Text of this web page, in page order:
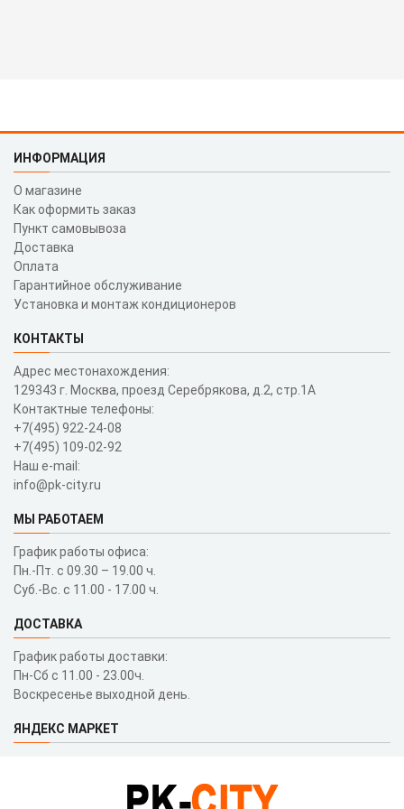
ИНФОРМАЦИЯ
О магазине
Как оформить заказ
Пункт самовывоза
Доставка
Оплата
Гарантийное обслуживание
Установка и монтаж кондиционеров
КОНТАКТЫ
Адрес местонахождения:
129343 г. Москва, проезд Серебрякова, д.2, стр.1A
Контактные телефоны:
+7(495) 922-24-08
+7(495) 109-02-92
Наш e-mail:
info@pk-city.ru
МЫ РАБОТАЕМ
График работы офиса:
Пн.-Пт. с 09.30 – 19.00 ч.
Суб.-Вс. с 11.00 - 17.00 ч.
ДОСТАВКА
График работы доставки:
Пн-Сб с 11.00 - 23.00ч.
Воскресенье выходной день.
ЯНДЕКС МАРКЕТ